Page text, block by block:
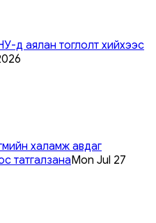
д аялан тоглолт хийхээс
халамж авдаг
татгалзанаMon Jul 27